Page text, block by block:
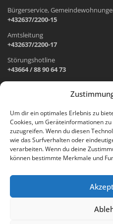
Um dir ein optimales Erlebnis zu
Cookies, um Geräteinformationen
zuzugreifen. Wenn du diesen
wie das Surfverhalten oder
verarbeiten. Wenn du deine
können bestimmte Merkmale und
Bürgerservice,
+432637/2200-15
Amtsleitung
+432637/2200-17
Störungshotline
+43664 / 88 90 64 73
Wr. Neustädter Straße 1
2733 Grünbach am Schneeberg
Öffnungszeiten Gemeindeamt:
Montag: 8.00 – 12.00 Uhr und 14.00
Freitag: 8.00 – 12.00 Uhr
Email: